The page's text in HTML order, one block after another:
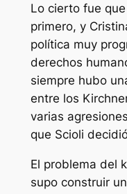
Lo cierto fue
primero, y
política muy
derechos
siempre hubo
entre los
varias
que Scioli
El problema del
supo construir